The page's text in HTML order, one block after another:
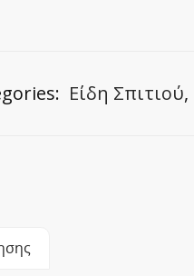
Είδη Σπιτιού,